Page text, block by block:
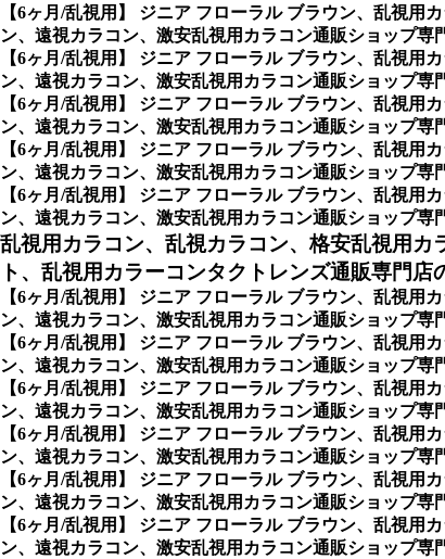
【6ヶ月/乱視用】 ジニア フローラル ブラウン、乱視
ン、遠視カラコン、激安乱視用カラコン通販ショップ専
【6ヶ月/乱視用】 ジニア フローラル ブラウン、乱視
ン、遠視カラコン、激安乱視用カラコン通販ショップ専
【6ヶ月/乱視用】 ジニア フローラル ブラウン、乱視
ン、遠視カラコン、激安乱視用カラコン通販ショップ専
【6ヶ月/乱視用】 ジニア フローラル ブラウン、乱視
ン、遠視カラコン、激安乱視用カラコン通販ショップ専
【6ヶ月/乱視用】 ジニア フローラル ブラウン、乱視
ン、遠視カラコン、激安乱視用カラコン通販ショップ専
乱視用カラコン、乱視カラコン、格安乱視用
ト、乱視用カラーコンタクトレンズ通販専門
【6ヶ月/乱視用】 ジニア フローラル ブラウン、乱視
ン、遠視カラコン、激安乱視用カラコン通販ショップ専
【6ヶ月/乱視用】 ジニア フローラル ブラウン、乱視
ン、遠視カラコン、激安乱視用カラコン通販ショップ専
【6ヶ月/乱視用】 ジニア フローラル ブラウン、乱視
ン、遠視カラコン、激安乱視用カラコン通販ショップ専
【6ヶ月/乱視用】 ジニア フローラル ブラウン、乱視
ン、遠視カラコン、激安乱視用カラコン通販ショップ
【6ヶ月/乱視用】 ジニア フローラル ブラウン、乱視
ン、遠視カラコン、激安乱視用カラコン通販ショップ
【6ヶ月/乱視用】 ジニア フローラル ブラウン、乱視
ン、遠視カラコン、激安乱視用カラコン通販ショップ